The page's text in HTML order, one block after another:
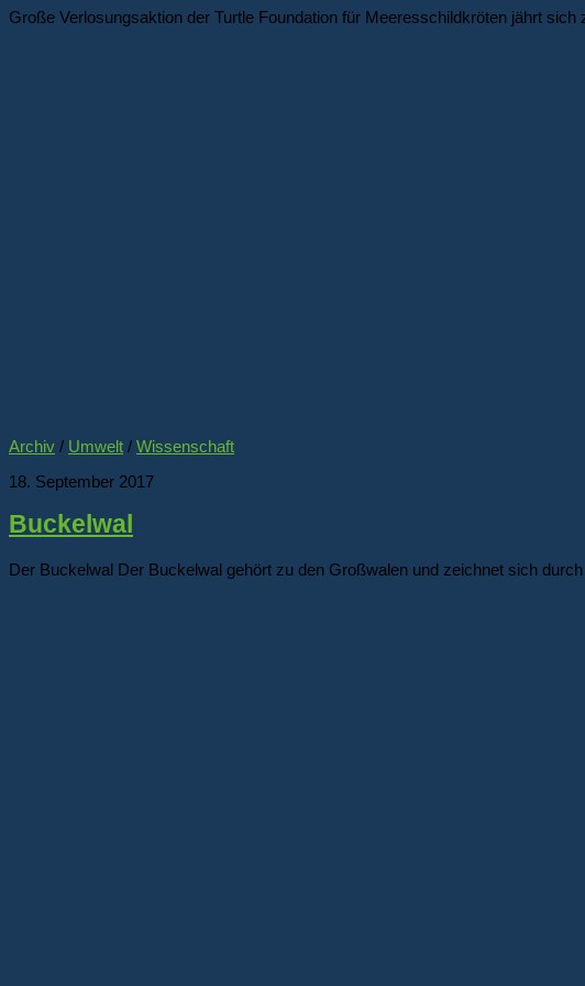
Große Verlosungsaktion der Turtle Foundation für Meeresschildkröten jährt
Archiv / Umwelt / Wissenschaft
18. September 2017
Buckelwal
Der Buckelwal Der Buckelwal gehört zu den Großwalen und zeichnet sich